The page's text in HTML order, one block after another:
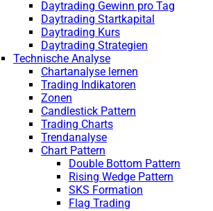
Daytrading Gewinn pro Tag
Daytrading Startkapital
Daytrading Kurs
Daytrading Strategien
Technische Analyse
Chartanalyse lernen
Trading Indikatoren
Zonen
Candlestick Pattern
Trading Charts
Trendanalyse
Chart Pattern
Double Bottom Pattern
Rising Wedge Pattern
SKS Formation
Flag Trading